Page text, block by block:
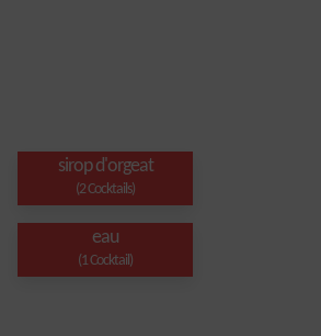
sirop d'orgeat
(2 Cocktails)
eau
(1 Cocktail)